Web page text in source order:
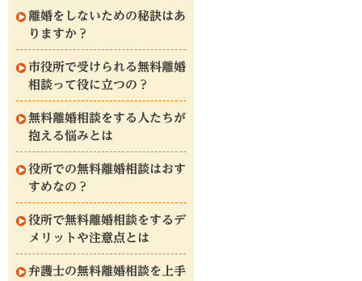
離婚をしないための秘訣はあ
りますか？
市役所で受けられる無料離婚
相談って役に立つの？
無料離婚相談をする人たちが
抱える悩みとは
役所での無料離婚相談はおす
すめなの？
役所で無料離婚相談をするデ
メリットや注意点とは
弁護士の無料離婚相談を上手